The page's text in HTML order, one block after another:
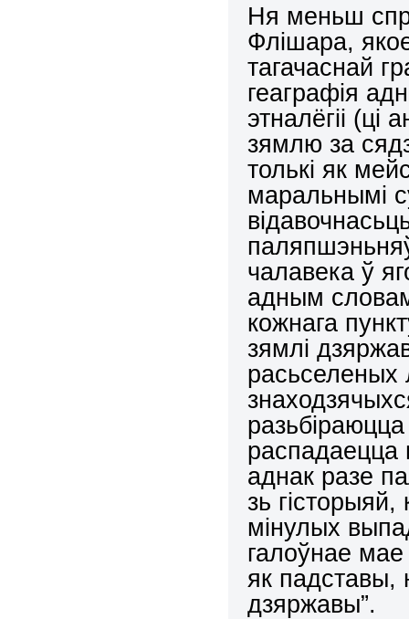
Ня меньш
Флішара,
тагачаснай
геаграфія
этналёгіі (ці
зямлю за
толькі як
маральнымі
чалавека ў
адным
кожнага
зямлі
распадаецца
аднак разе
зь
мінулых
галоўнае мае
як падставы,
дзяржавы”.